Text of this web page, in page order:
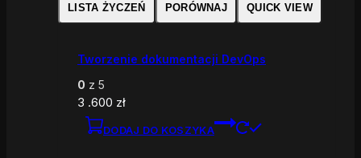
LISTA ŻYCZEŃ PORÓWNAJ QUICK VIEW
Tworzenie dokumentacji DevOps
0 z 5
3 .600 zł
DODAJ DO KOSZYKA